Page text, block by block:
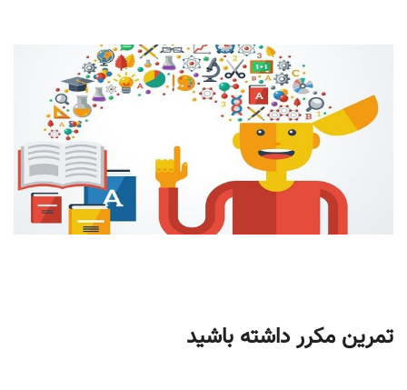
تمرین مکرر داشته باشید